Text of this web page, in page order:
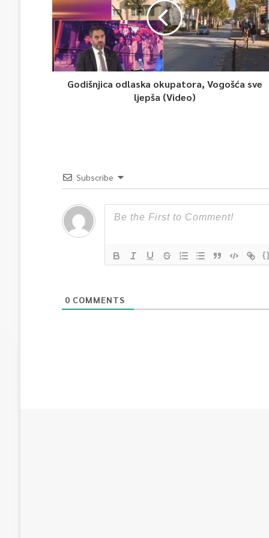
Godišnjica odlaska okupatora, Vogošća sve
ljepša (Video)
Subscribe
{}
0 COMMENTS